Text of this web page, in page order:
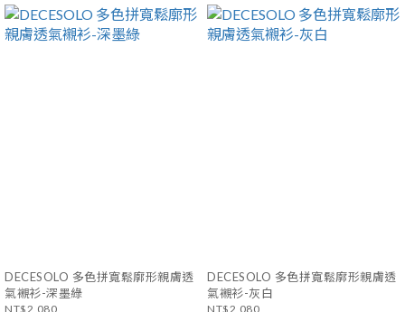
DECESOLO 多色拼寬鬆廓形親膚透
氣襯衫-深墨綠
NT$2,080
DECESOLO 多色拼寬鬆廓形親膚透
氣襯衫-灰白
NT$2,080